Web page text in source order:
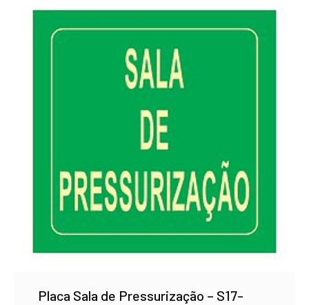
Placa Sala de Pressurização – S17-